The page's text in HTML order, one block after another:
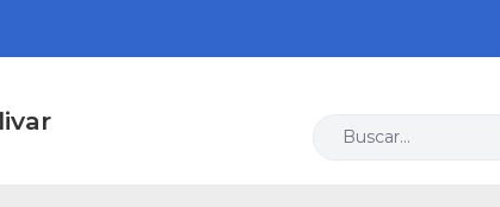
Buscar...